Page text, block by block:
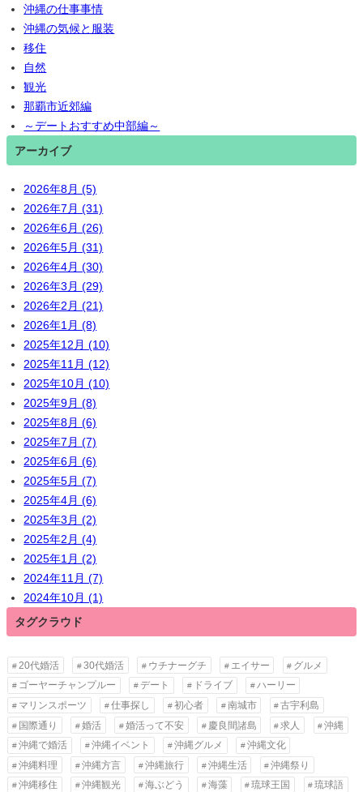
沖縄の仕事事情
沖縄の気候と服装
移住
自然
観光
那覇市近郊編
～デートおすすめ中部編～
アーカイブ
2026年8月 (5)
2026年7月 (31)
2026年6月 (26)
2026年5月 (31)
2026年4月 (30)
2026年3月 (29)
2026年2月 (21)
2026年1月 (8)
2025年12月 (10)
2025年11月 (12)
2025年10月 (10)
2025年9月 (8)
2025年8月 (6)
2025年7月 (7)
2025年6月 (6)
2025年5月 (7)
2025年4月 (6)
2025年3月 (2)
2025年2月 (4)
2025年1月 (2)
2024年11月 (7)
2024年10月 (1)
タグクラウド
20代婚活 30代婚活 ウチナーグチ エイサー
グルメ
ゴーヤーチャンプルー
デート ドライブ
ハーリー
マリンスポーツ
仕事探し 初心者 南城市
古宇利島
国際通り
婚活 婚活って不安 慶良間諸島 求人
沖縄
沖縄で婚活
沖縄イベント 沖縄グルメ
沖縄文化
沖縄料理
沖縄方言 沖縄旅行 沖縄生活
沖縄祭り
沖縄移住
沖縄観光 海ぶどう 海藻 琉球王国
琉球語